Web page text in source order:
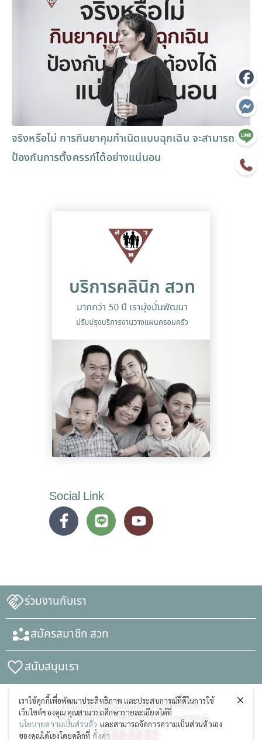
จริงหรือไม่ การกินยาคุมกำเนิดแบบฉุกเฉิน จะสามารถ
ป้องกันการตั้งครรภ์ได้อย่างแน่นอน
Social Link
ร่วมงานกับเรา
สมัครสมาชิก สวท
สนับสนุนเรา
สมาคมวางแผนครอบครัวแห่งประเทศไทย(สวท)
ในพระราชูปถัมภ์สมเด็จพระศรีนครินทราบรมราชชนนี
เราใช้คุกกี้เพื่อพัฒนาประสิทธิภาพ และประสบการณ์ที่ดีในการใช้
เว็บไซต์ของคุณ คุณสามารถศึกษารายละเอียดได้ที่
นโยบายความเป็นส่วนตัว และสามารถจัดการความเป็นส่วนตัวเอง
ของคุณได้เองโดยคลิกที่ ตั้งค่า